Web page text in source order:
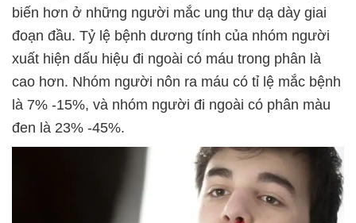
biến hơn ở những người mắc ung thư dạ dày giai
đoạn đầu. Tỷ lệ bệnh dương tính của nhóm người
xuất hiện dấu hiệu đi ngoài có máu trong phân là
cao hơn. Nhóm người nôn ra máu có tỉ lệ mắc bệnh
là 7% -15%, và nhóm người đi ngoài có phân màu
đen là 23% -45%.